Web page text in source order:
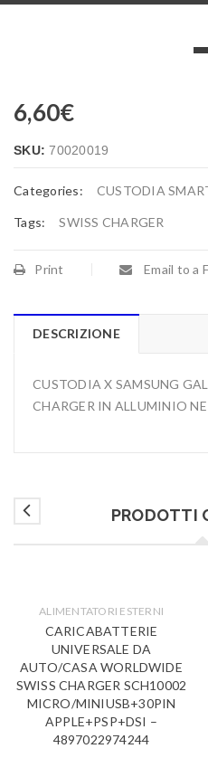
6,60€
SKU:70020019
Categories: CUSTODIA
Tags: SWISS CHARGER
Print Email to a
DESCRIZIONE
CUSTODIA X SAMSUNG
CHARGER IN ALLUMINIO
PRODOTTI
ALIMENTATORI ESTERNI
CARICABATTERIE
UNIVERSALE DA
AUTO/CASA WORLDWIDE
SWISS CHARGER SCH10002
MICRO/MINIUSB+30PIN
APPLE+PSP+DSI –
4897022974244